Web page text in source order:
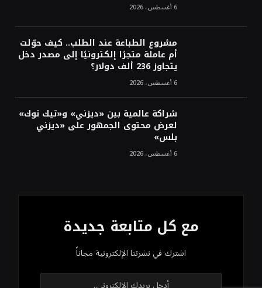
6 أغسطس، 2026
مشروع الطباعة عند الطلب.. كيف حوّلت
أم عاملة متجرًا إلكترونيًا إلى مصدر دخل
يتجاوز 236 ألف دولار؟
6 أغسطس، 2026
شراكة عالمية بين «ديزني» و«تيك توك»
لعرض محتوى الجمهور على «ديزني
بلس»
6 أغسطس، 2026
مع كل متابعة جديدة
اشترك في نشرتنا الإلكترونية مجاناً